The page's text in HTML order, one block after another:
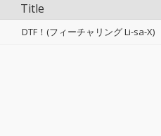
Title
DTF！(フィーチャリング Li-sa-X)